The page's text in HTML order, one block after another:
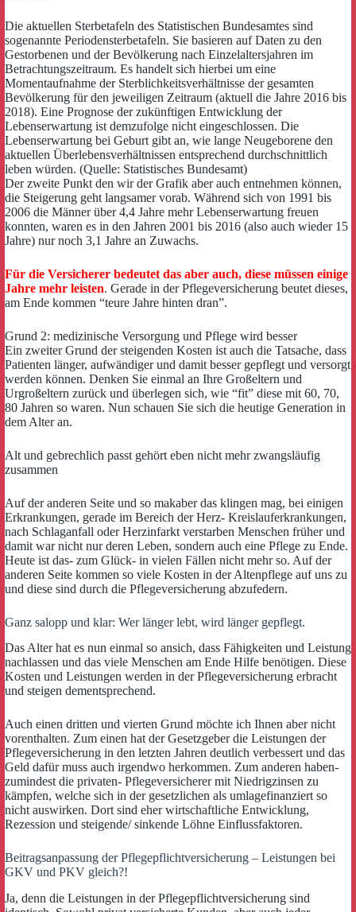
Die aktuellen Sterbetafeln des Statistischen Bundesamtes sind
sogenannte Periodensterbetafeln. Sie basieren auf Daten zu den
Gestorbenen und der Bevölkerung nach Einzelaltersjahren im
Betrachtungszeitraum. Es handelt sich hierbei um eine
Momentaufnahme der Sterblichkeitsverhältnisse der gesamten
Bevölkerung für den jeweiligen Zeitraum (aktuell die Jahre 2016 bis
2018). Eine Prognose der zukünftigen Entwicklung der
Lebenserwartung ist demzufolge nicht eingeschlossen. Die
Lebenserwartung bei Geburt gibt an, wie lange Neugeborene den
aktuellen Überlebensverhältnissen entsprechend durchschnittlich
leben würden. (Quelle: Statistisches Bundesamt)
Der zweite Punkt den wir der Grafik aber auch entnehmen können,
die Steigerung geht langsamer vorab. Während sich von 1991 bis
2006 die Männer über 4,4 Jahre mehr Lebenserwartung freuen
konnten, waren es in den Jahren 2001 bis 2016 (also auch wieder 15
Jahre) nur noch 3,1 Jahre an Zuwachs.
Für die Versicherer bedeutet das aber auch, diese müssen einige
Jahre mehr leisten. Gerade in der Pflegeversicherung beutet dieses,
am Ende kommen “teure Jahre hinten dran”.
Grund 2: medizinische Versorgung und Pflege wird besser
Ein zweiter Grund der steigenden Kosten ist auch die Tatsache, dass
Patienten länger, aufwändiger und damit besser gepflegt und versorgt
werden können. Denken Sie einmal an Ihre Großeltern und
Urgroßeltern zurück und überlegen sich, wie “fit” diese mit 60, 70,
80 Jahren so waren. Nun schauen Sie sich die heutige Generation in
dem Alter an.
Alt und gebrechlich passt gehört eben nicht mehr zwangsläufig
zusammen
Auf der anderen Seite und so makaber das klingen mag, bei einigen
Erkrankungen, gerade im Bereich der Herz- Kreislauferkrankungen,
nach Schlaganfall oder Herzinfarkt verstarben Menschen früher und
damit war nicht nur deren Leben, sondern auch eine Pflege zu Ende.
Heute ist das- zum Glück- in vielen Fällen nicht mehr so. Auf der
anderen Seite kommen so viele Kosten in der Altenpflege auf uns zu
und diese sind durch die Pflegeversicherung abzufedern.
Ganz salopp und klar: Wer länger lebt, wird länger gepflegt.
Das Alter hat es nun einmal so ansich, dass Fähigkeiten und Leistung
nachlassen und das viele Menschen am Ende Hilfe benötigen. Diese
Kosten und Leistungen werden in der Pflegeversicherung erbracht
und steigen dementsprechend.
Auch einen dritten und vierten Grund möchte ich Ihnen aber nicht
vorenthalten. Zum einen hat der Gesetzgeber die Leistungen der
Pflegeversicherung in den letzten Jahren deutlich verbessert und das
Geld dafür muss auch irgendwo herkommen. Zum anderen haben-
zumindest die privaten- Pflegeversicherer mit Niedrigzinsen zu
kämpfen, welche sich in der gesetzlichen als umlagefinanziert so
nicht auswirken. Dort sind eher wirtschaftliche Entwicklung,
Rezession und steigende/ sinkende Löhne Einflussfaktoren.
Beitragsanpassung der Pflegepflichtversicherung – Leistungen bei
GKV und PKV gleich?!
Ja, denn die Leistungen in der Pflegepflichtversicherung sind